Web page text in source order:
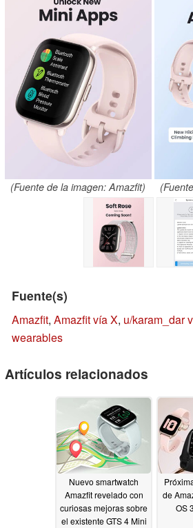
(Fuente de la imagen: Amazfit)
Fuente(s)
Amazfit, Amazfit vía X, u/karam_dar
wearables
Artículos relacionados
Nuevo smartwatch
Amazfit revelado con
curiosas mejoras sobre
el existente GTS 4 Mini
de
OS